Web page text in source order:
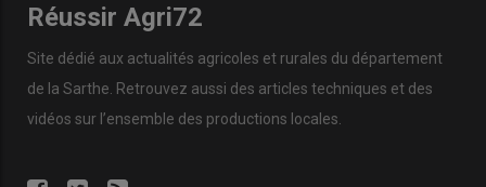
Réussir Agri72
Site dédié aux actualités agricoles et rurales du département
de la Sarthe. Retrouvez aussi des articles techniques et des
vidéos sur l’ensemble des productions locales.